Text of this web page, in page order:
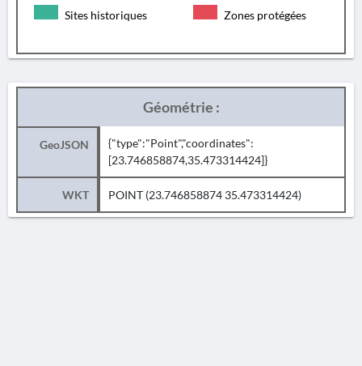
Sites historiques Zones protégées
Géométrie :
GeoJSON
{"type":"Point","coordinates":
[23.746858874,35.473314424]}
WKT POINT (23.746858874 35.473314424)